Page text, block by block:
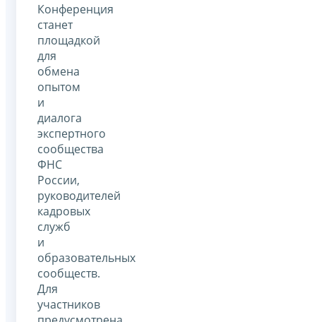
Конференция
станет
площадкой
для
обмена
опытом
и
диалога
экспертного
сообщества
ФНС
России,
руководителей
кадровых
служб
и
образовательных
сообществ.
Для
участников